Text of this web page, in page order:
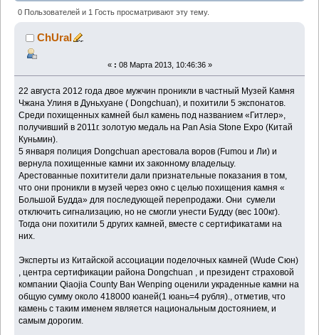
(Прочитано 1589 раз)
0 Пользователей и 1 Гость просматривают эту тему.
ChUral
« : 08 Марта 2013, 10:46:36 »
22 августа 2012 года двое мужчин проникли в частный Музей Камня
Чжана Улиня в Дуньхуане ( Dongchuan), и похитили 5 экспонатов.
Среди похищенных камней был камень под названием «Гитлер»,
получивший в 2011г. золотую медаль на Pan Asia Stone Expo (Китай
Куньмин).
5 января полиция Dongchuan арестовала воров (Fumou и Ли) и
вернула похищенные камни их законному владельцу.
Арестованные похитители дали признательные показания в том,
что они проникли в музей через окно с целью похищения камня «
Большой Будда» для последующей перепродажи. Они сумели
отключить сигнализацию, но не смогли унести Будду (вес 100кг).
Тогда они похитили 5 других камней, вместе с сертификатами на
них.
Эксперты из Китайской ассоциации поделочных камней (Wude Сюн)
, центра сертификации района Dongchuan , и президент страховой
компании Qiaojia County Ван Wenping оценили украденные камни на
общую сумму около 418000 юаней(1 юань=4 рубля)., отметив, что
камень с таким именем является национальным достоянием, и
самым дорогим.